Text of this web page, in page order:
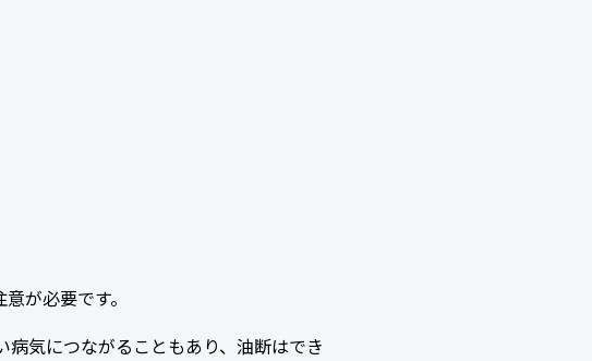
が必要です。
気につながることもあり、油断はでき